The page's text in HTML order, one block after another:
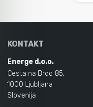
KONTAKT
Energe d.o.o.
Cesta na Brdo 85,
1000 Ljubljana
Slovenija